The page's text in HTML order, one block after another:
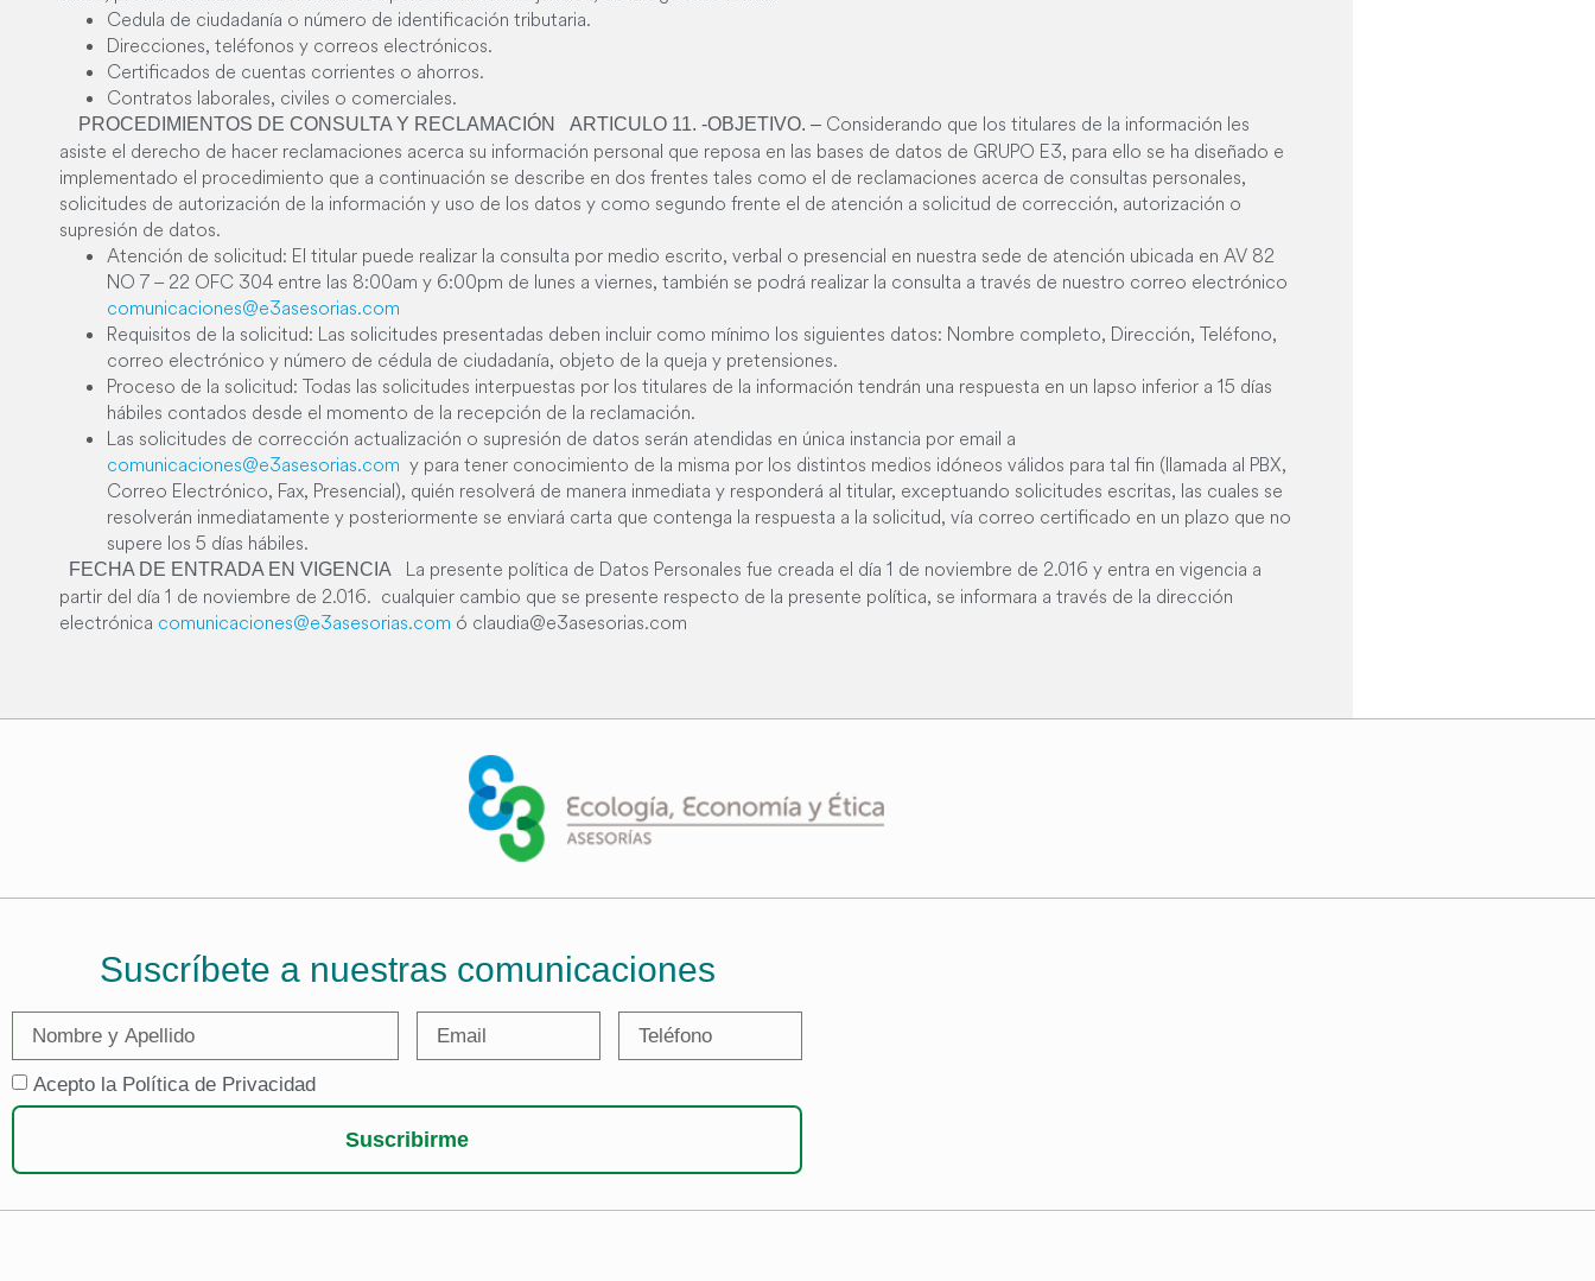
Cedula de ciudadanía o número de identificación tributaria.
Direcciones, teléfonos y correos electrónicos.
Certificados de cuentas corrientes o ahorros.
Contratos laborales, civiles o comerciales.
PROCEDIMIENTOS DE CONSULTA Y RECLAMACIÓN ARTICULO 11. -OBJETIVO. – Considerando que los titulares de la información les
asiste el derecho de hacer reclamaciones acerca su información personal que reposa en las bases de datos de GRUPO E3, para ello se ha diseñado e
implementado el procedimiento que a continuación se describe en dos frentes tales como el de reclamaciones acerca de consultas personales,
solicitudes de autorización de la información y uso de los datos y como segundo frente el de atención a solicitud de corrección, autorización o
supresión de datos.
Atención de solicitud: El titular puede realizar la consulta por medio escrito, verbal o presencial en nuestra sede de atención ubicada en AV 82
NO 7 – 22 OFC 304 entre las 8:00am y 6:00pm de lunes a viernes, también se podrá realizar la consulta a través de nuestro correo electrónico
comunicaciones@e3asesorias.com
Requisitos de la solicitud: Las solicitudes presentadas deben incluir como mínimo los siguientes datos: Nombre completo, Dirección, Teléfono,
correo electrónico y número de cédula de ciudadanía, objeto de la queja y pretensiones.
Proceso de la solicitud: Todas las solicitudes interpuestas por los titulares de la información tendrán una respuesta en un lapso inferior a 15 días
hábiles contados desde el momento de la recepción de la reclamación.
Las solicitudes de corrección actualización o supresión de datos serán atendidas en única instancia por email a
comunicaciones@e3asesorias.com y para tener conocimiento de la misma por los distintos medios idóneos válidos para tal fin (llamada al PBX,
Correo Electrónico, Fax, Presencial), quién resolverá de manera inmediata y responderá al titular, exceptuando solicitudes escritas, las cuales se
resolverán inmediatamente y posteriormente se enviará carta que contenga la respuesta a la solicitud, vía correo certificado en un plazo que no
supere los 5 días hábiles.
FECHA DE ENTRADA EN VIGENCIA
La presente política de Datos Personales fue creada el día 1 de noviembre de 2.016 y entra en vigencia a
partir del día 1 de noviembre de 2.016. cualquier cambio que se presente respecto de la presente política, se informara a través de la dirección
electrónica comunicaciones@e3asesorias.com ó claudia@e3asesorias.com
Suscríbete a nuestras comunicaciones
Acepto la Política de Privacidad
Suscribirme